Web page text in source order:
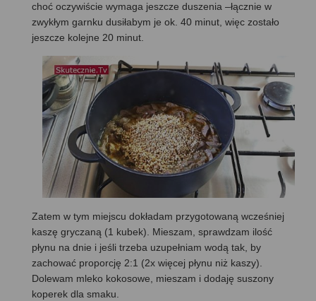
choć oczywiście wymaga jeszcze duszenia –łącznie w
zwykłym garnku dusiłabym je ok. 40 minut, więc zostało
jeszcze kolejne 20 minut.
Zatem w tym miejscu dokładam przygotowaną wcześniej
kaszę gryczaną (1 kubek). Mieszam, sprawdzam ilość
płynu na dnie i jeśli trzeba uzupełniam wodą tak, by
zachować proporcję 2:1 (2x więcej płynu niż kaszy).
Dolewam mleko kokosowe, mieszam i dodaję suszony
koperek dla smaku.